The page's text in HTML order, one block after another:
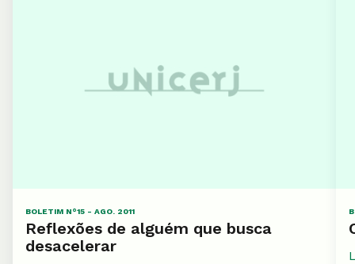
BOLETIM N°15 - AGO. 2011
Reflexões de alguém que busca
desacelerar